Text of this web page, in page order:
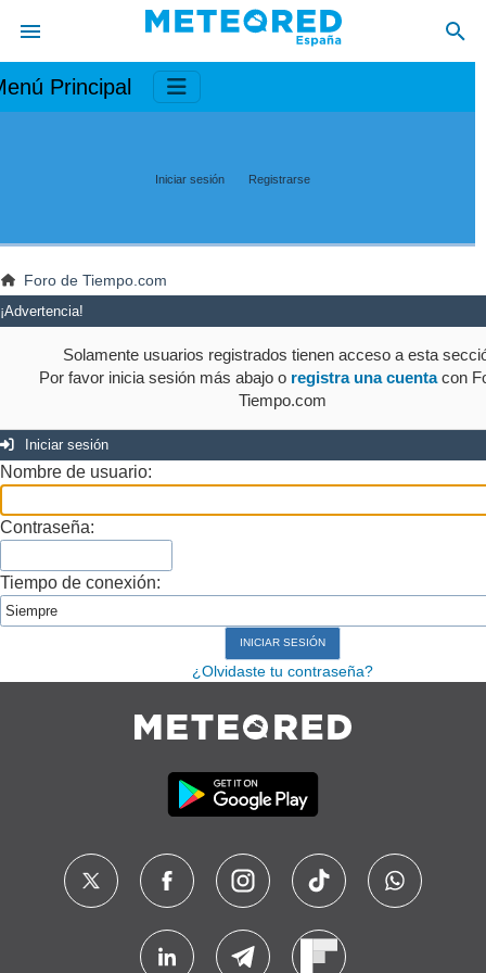
Principal
Iniciar sesión Registrarse
Foro de Tiempo.com
¡Advertencia!
Solamente usuarios registrados tienen acceso a esta
Por favor inicia sesión más abajo o registra una cuentacon
Tiempo.com
Iniciar sesión
Nombre de usuario:
Contraseña:
Tiempo de conexión:
¿Olvidaste tu contraseña?